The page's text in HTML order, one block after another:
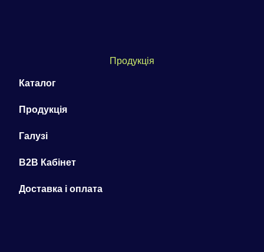
Продукція
Каталог
Продукція
Галузі
B2B Кабінет
Доставка і оплата